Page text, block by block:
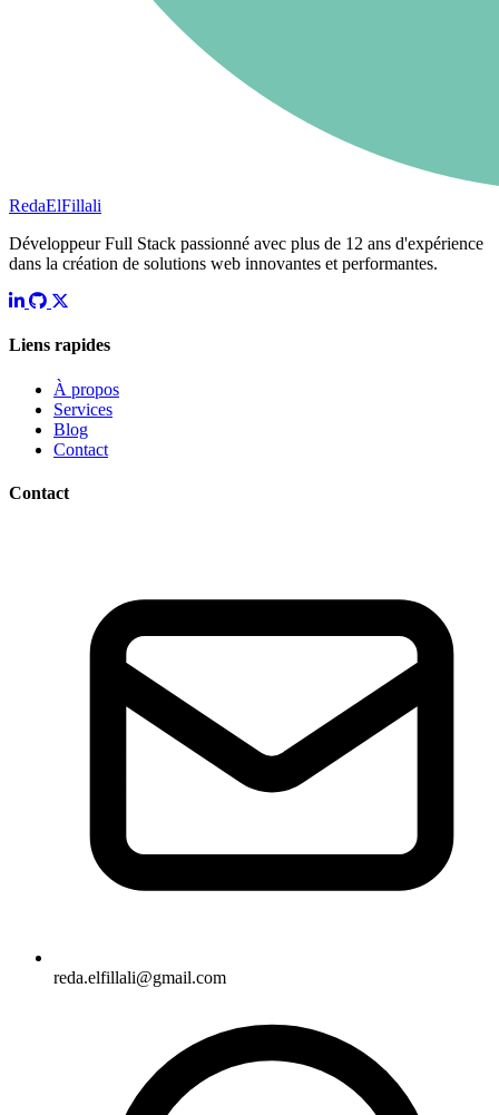
RedaElFillali
Développeur Full Stack passionné avec plus de 12 ans d'expérience
dans la création de solutions web innovantes et performantes.
LinkedIn
GitHubX (Twitter)
Liens rapides
À propos
Services
Blog
Contact
Contact
reda.elfillali@gmail.com